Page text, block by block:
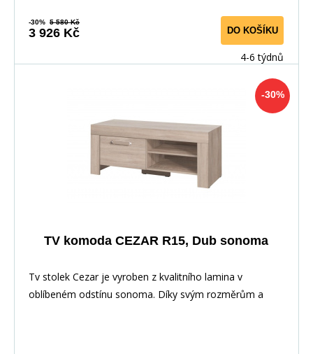
-30% 5 580 Kč
3 926 Kč DO KOŠÍKU
4-6 týdnů
-30%
TV komoda CEZAR R15, Dub sonoma
Tv stolek Cezar je vyroben z kvalitního lamina v
oblíbeném odstínu sonoma. Díky svým rozměrům a